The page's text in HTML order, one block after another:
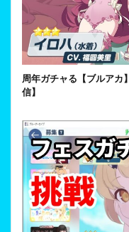
周年ガチャる【ブルアカ
信】